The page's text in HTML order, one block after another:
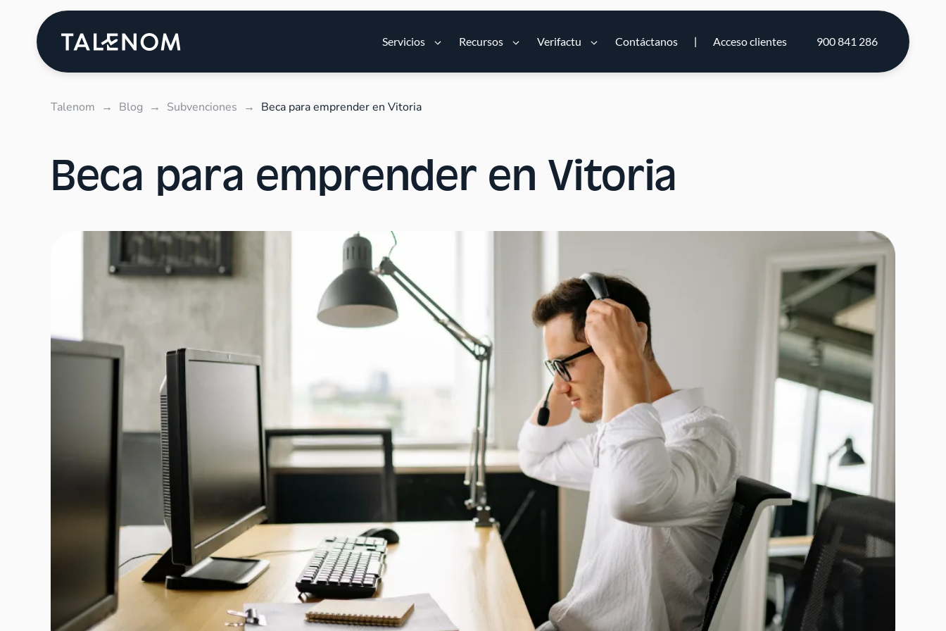
Servicios Recursos Verifactu Contáctanos Acceso clientes 900 841 286
Talenom → Blog → Subvenciones → Beca para emprender en Vitoria
Beca para emprender en Vitoria